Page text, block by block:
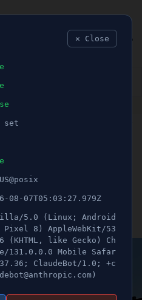
bana väg
sin första
✕ Close
set
08-07T05:03:27.979Z
5.0 (Linux; Android
Pixel 8) AppleWebKit/53
(KHTML, like Gecko) Ch
131.0.0.0 Mobile Safar
ClaudeBot/1.0; +c